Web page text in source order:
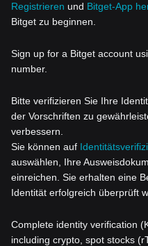
Registrieren und Bitget-App
Bitget zu beginnen.
Sign up for a Bitget account
number.
Bitte verifizieren Sie Ihre
der Vorschriften zu
verbessern.
Sie können auf
auswählen, Ihre
einreichen. Sie erhalten eine
Identität erfolgreich überprüft
Complete identity verification
including crypto, spot stocks